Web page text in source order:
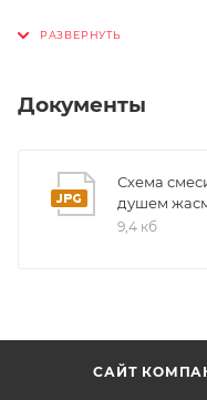
Стабилизирующая
Два возвратных
воды
Сертификат DVGW
Документы
Схема
душем
9,4 кб
САЙТ